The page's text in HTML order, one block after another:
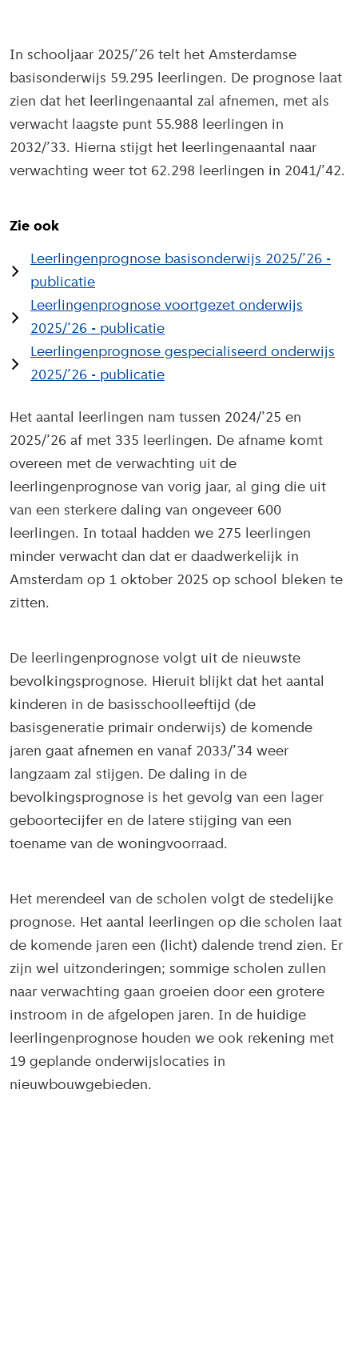
In schooljaar 2025/’26 telt het Amsterdamse
basisonderwijs 59.295 leerlingen. De prognose laat
zien dat het leerlingenaantal zal afnemen, met als
verwacht laagste punt 55.988 leerlingen in
2032/’33. Hierna stijgt het leerlingenaantal naar
verwachting weer tot 62.298 leerlingen in 2041/’42.
Zie ook
Leerlingenprognose basisonderwijs 2025/’26 -
publicatie
Leerlingenprognose voortgezet onderwijs
2025/’26 - publicatie
Leerlingenprognose gespecialiseerd onderwijs
2025/’26 - publicatie
Het aantal leerlingen nam tussen 2024/’25 en
2025/’26 af met 335 leerlingen. De afname komt
overeen met de verwachting uit de
leerlingenprognose van vorig jaar, al ging die uit
van een sterkere daling van ongeveer 600
leerlingen. In totaal hadden we 275 leerlingen
minder verwacht dan dat er daadwerkelijk in
Amsterdam op 1 oktober 2025 op school bleken te
zitten.
De leerlingenprognose volgt uit de nieuwste
bevolkingsprognose. Hieruit blijkt dat het aantal
kinderen in de basisschoolleeftijd (de
basisgeneratie primair onderwijs) de komende
jaren gaat afnemen en vanaf 2033/’34 weer
langzaam zal stijgen. De daling in de
bevolkingsprognose is het gevolg van een lager
geboortecijfer en de latere stijging van een
toename van de woningvoorraad.
Het merendeel van de scholen volgt de stedelijke
prognose. Het aantal leerlingen op die scholen laat
de komende jaren een (licht) dalende trend zien. Er
zijn wel uitzonderingen; sommige scholen zullen
naar verwachting gaan groeien door een grotere
instroom in de afgelopen jaren. In de huidige
leerlingenprognose houden we ook rekening met
19 geplande onderwijslocaties in
nieuwbouwgebieden.